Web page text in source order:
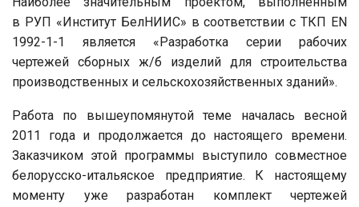
в РУП «Институт БелНИИС» в соответствии с ТКП EN
1992-1-1 является «Разработка серии рабочих
чертежей сборных ж/б изделий для строительства
производственных и сельскохозяйственных зданий».
Работа по вышеупомянутой теме началась весной
2011 года и продолжается до настоящего времени.
Заказчиком этой программы выступило совместное
белорусско-итальяское предприятие. К настоящему
моменту уже разработан комплект чертежей